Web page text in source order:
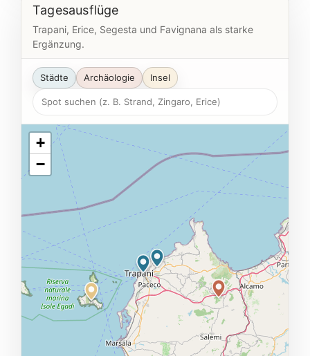
Tagesausflüge
Trapani, Erice, Segesta und Favignana als starke
Ergänzung.
Städte Archäologie Insel
+
−